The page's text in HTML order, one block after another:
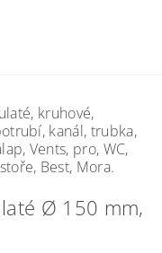
kruhové,
kanál, trubka,
Vents, pro, WC,
Best, Mora.
Ø 150 mm,